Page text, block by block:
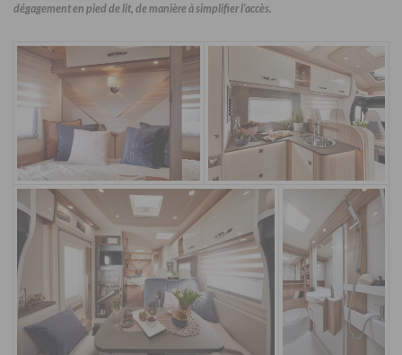
dégagement en pied de lit, de manière à simplifier l’accès.